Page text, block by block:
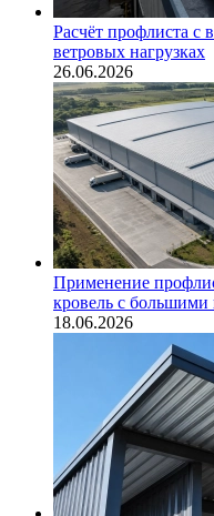
Расчёт профлиста
ветровых нагрузках
26.06.2026
Применение
кровель с большими
18.06.2026